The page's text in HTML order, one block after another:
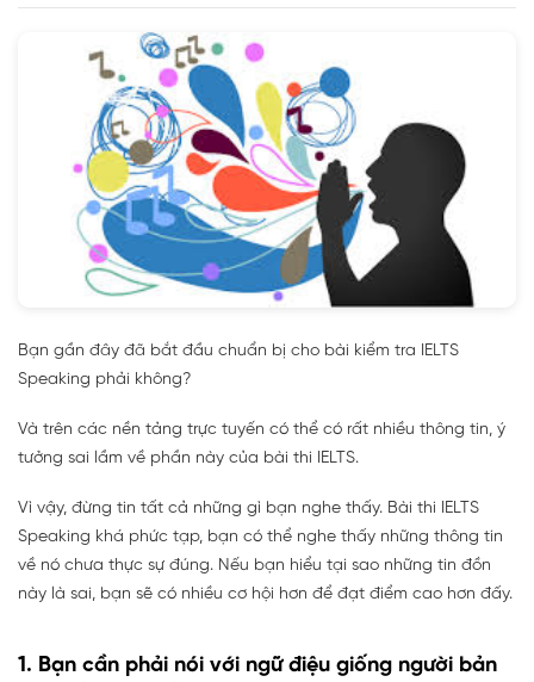
6. Nếu bạn không ngập ngừng khi nói, bạn sẽ tạo ấn tượng
7. Bạn nên cố gắng trả lời các câu hỏi ngay cả khi bạn
không hiểu rõ chúng?
8. Bạn không cần phải trả lời toàn bộ các câu hỏi nhỏ
trong Part 2 của IELTS Speaking khi không đủ thời gian?
9. Nếu bạn hết ý tưởng trong Part 3, bạn nên lặp lại ý tưởng
từ Part 2?
Bạn gần đây đã bắt đầu chuẩn bị cho bài kiểm tra IELTS
Speaking phải không?
Và trên các nền tảng trực tuyến có thể có rất nhiều thông tin, ý
tưởng sai lầm về phần này của bài thi IELTS.
Vì vậy, đừng tin tất cả những gì bạn nghe thấy. Bài thi IELTS
Speaking khá phức tạp, bạn có thể nghe thấy những thông tin
về nó chưa thực sự đúng. Nếu bạn hiểu tại sao những tin đồn
này là sai, bạn sẽ có nhiều cơ hội hơn để đạt điểm cao hơn đấy.
1. Bạn cần phải nói với ngữ điệu giống người bản